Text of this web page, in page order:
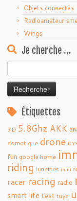
Objets connectés
Radioamateurisme
Wings
Je cherche …
Étiquettes
3D 5.8Ghz AKK
domotique drone
fun google home
riding lunettes mini
racer racing radio
smart life test tuya